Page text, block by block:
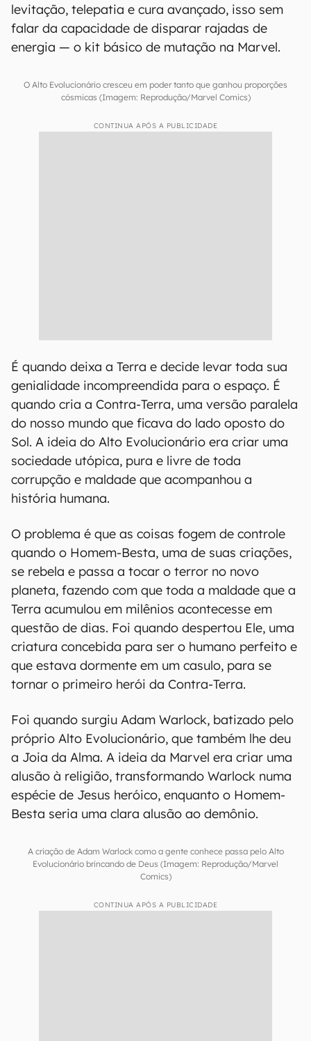
levitação, telepatia e cura avançado, isso sem
falar da capacidade de disparar rajadas de
energia — o kit básico de mutação na Marvel.
O Alto Evolucionário cresceu em poder tanto que ganhou proporções
cósmicas (Imagem: Reprodução/Marvel Comics)
CONTINUA APÓS A PUBLICIDADE
É quando deixa a Terra e decide levar toda sua
genialidade incompreendida para o espaço. É
quando cria a Contra-Terra, uma versão paralela
do nosso mundo que ficava do lado oposto do
Sol. A ideia do Alto Evolucionário era criar uma
sociedade utópica, pura e livre de toda
corrupção e maldade que acompanhou a
história humana.
O problema é que as coisas fogem de controle
quando o Homem-Besta, uma de suas criações,
se rebela e passa a tocar o terror no novo
planeta, fazendo com que toda a maldade que a
Terra acumulou em milênios acontecesse em
questão de dias. Foi quando despertou Ele, uma
criatura concebida para ser o humano perfeito e
que estava dormente em um casulo, para se
tornar o primeiro herói da Contra-Terra.
Foi quando surgiu Adam Warlock, batizado pelo
próprio Alto Evolucionário, que também lhe deu
a Joia da Alma. A ideia da Marvel era criar uma
alusão à religião, transformando Warlock numa
espécie de Jesus heróico, enquanto o Homem-
Besta seria uma clara alusão ao demônio.
A criação de Adam Warlock como a gente conhece passa pelo Alto
Evolucionário brincando de Deus (Imagem: Reprodução/Marvel
Comics)
CONTINUA APÓS A PUBLICIDADE